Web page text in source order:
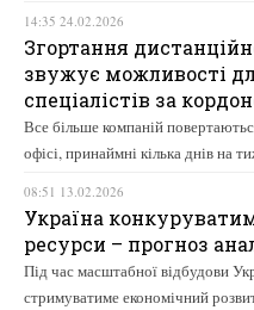
14:35 24.02.2026
Згортання
звужує можливості
спеціалістів за
Все більше компаній
офісі, принаймні кілька днів на
08:51 13.02.2026
Україна
ресурси – прогноз
Під час масштабної відбудови
стримуватиме економічний